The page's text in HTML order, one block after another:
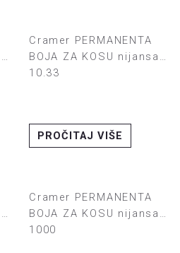
Cramer PERMANENTA
BOJA ZA KOSU nijansa
10.33
PROČITAJ VIŠE
Cramer PERMANENTA
BOJA ZA KOSU nijansa
1000